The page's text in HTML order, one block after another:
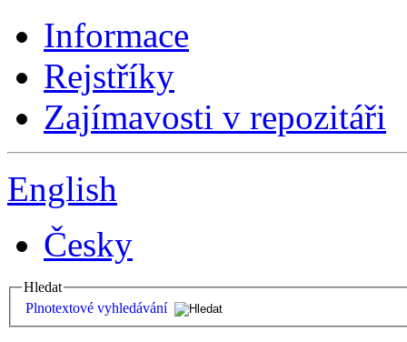
Informace
Rejstříky
Zajímavosti v repozitáři
English
Česky
Hledat
Plnotextové vyhledávání